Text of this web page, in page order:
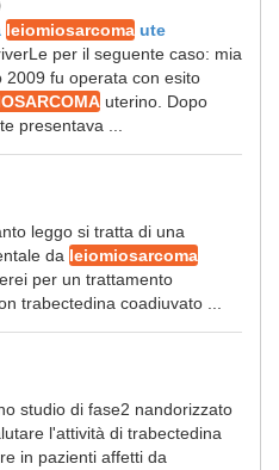
leiomiosarcoma ute
per il seguente caso: mia
2009 fu operata con esito
uterino. Dopo
presentava ...
leggo si tratta di una
da leiomiosarcoma
per un trattamento
trabectedina coadiuvato ...
studio di fase2 nandorizzato
l'attività di trabectedina
in pazienti affetti da